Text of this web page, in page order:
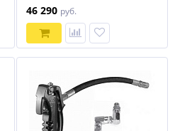
46 290 руб.